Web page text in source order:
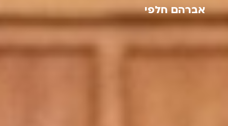
אברהם חלפי